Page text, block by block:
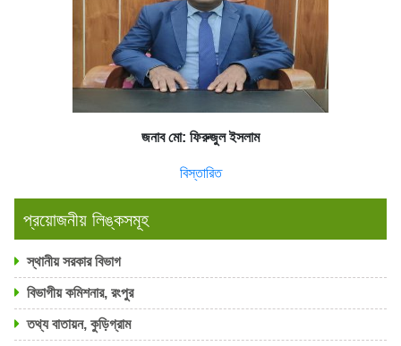
জনাব মো: ফিরুজুল ইসলাম
বিস্তারিত
প্রয়োজনীয় লিঙ্কসমূহ
স্থানীয় সরকার বিভাগ
বিভাগীয় কমিশনার, রংপুর
তথ্য বাতায়ন, কুড়িগ্রাম